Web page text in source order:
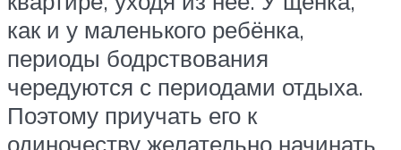
как и у маленького ребёнка,
периоды бодрствования
чередуются с периодами отдыха.
Поэтому приучать его к
одиночеству желательно начинать